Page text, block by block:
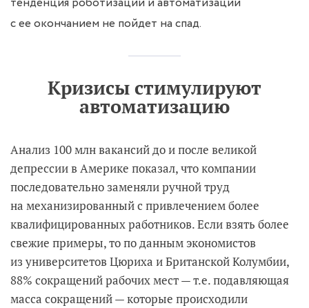
с ее окончанием не пойдет на спад.
Кризисы стимулируют
автоматизацию
Анализ 100 млн вакансий до и после великой
депрессии в Америке показал, что компании
последовательно заменяли ручной труд
на механизированный с привлечением более
квалифицированных работников. Если взять более
свежие примеры, то по данным экономистов
из университетов Цюриха и Британской Колумбии,
88% сокращений рабочих мест — т.е. подавляющая
масса сокращений — которые происходили